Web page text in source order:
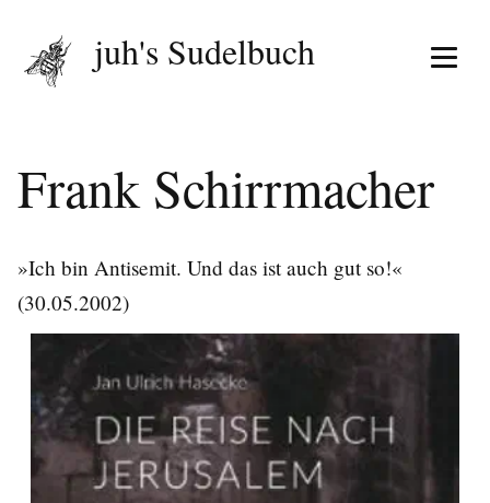
Menü
juh's Sudelbuch
Frank Schirrmacher
»Ich bin Antisemit. Und das ist auch gut so!«
(30.05.2002)